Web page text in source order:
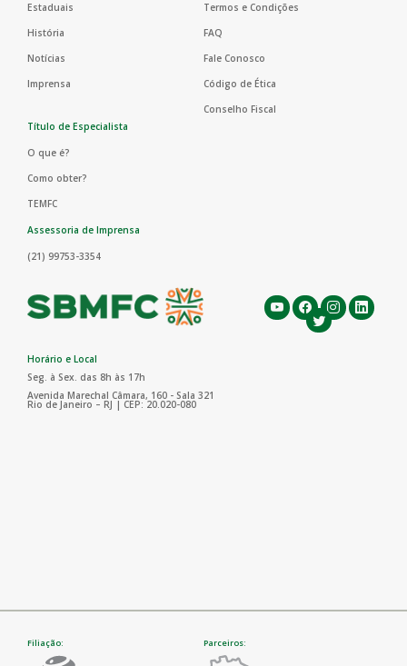
Estaduais
História
Notícias
Imprensa
Termos e Condições
FAQ
Fale Conosco
Código de Ética
Conselho Fiscal
Título de Especialista
O que é?
Como obter?
TEMFC
Assessoria de Imprensa
(21) 99753-3354
Horário e Local
Seg. à Sex. das 8h às 17h
Avenida Marechal Câmara, 160 - Sala 321
Rio de Janeiro – RJ | CEP: 20.020-080
Filiação: Parceiros: